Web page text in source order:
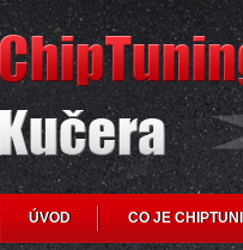
ÚVOD CO JE